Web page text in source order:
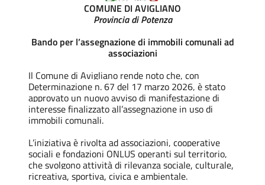
COMUNE DI AVIGLIANO
Provincia di Potenza
Bando per l’assegnazione di immobili comunali ad
associazioni
Il Comune di Avigliano rende noto che, con
Determinazione n. 67 del 17 marzo 2026, è stato
approvato un nuovo avviso di manifestazione di
interesse finalizzato all’assegnazione in uso di
immobili comunali.
L’iniziativa è rivolta ad associazioni, cooperative
sociali e fondazioni ONLUS operanti sul territorio,
che svolgono attività di rilevanza sociale, culturale,
ricreativa, sportiva, civica e ambientale.